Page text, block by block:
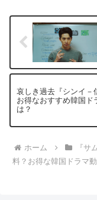
哀しき過去『シンイ－
お得なおすすめ韓国ド
は？
ホーム
『サ
料？お得な韓国ドラマ